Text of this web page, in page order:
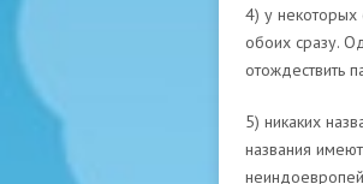
4) у
обоих сразу.
отождествить
5) никаких
названия